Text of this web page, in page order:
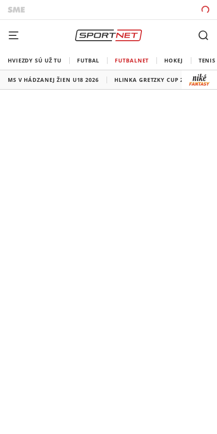
HVIEZDY SÚ UŽ TU FUTBAL FUTBALNET HOKEJ TENIS
MS V HÁDZANEJ ŽIEN U18 2026 HLINKA GRETZKY CUP 2026